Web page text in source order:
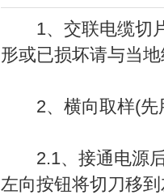
1、交联电缆切片
形或已损坏请与当
2、横向取样(先
2.1、接通电源后
左向按钮将切刀移